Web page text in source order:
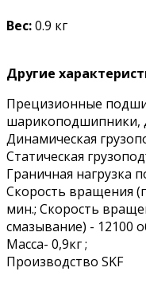
Вес:0.9 кг
Другие
Прецизионные
шарикоподшипники,
Динамическая
Статическая
Граничная нагрузка
Скорость вращения
мин.; Скорость
смазывание) - 12100
Масса- 0,9кг ;
Производство SKF